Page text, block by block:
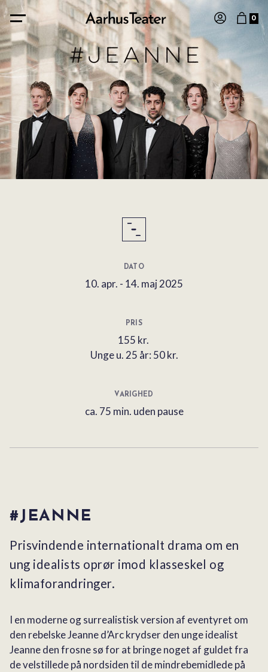
0
DATO
10. apr. - 14. maj 2025
PRIS
155 kr.
Unge u. 25 år: 50 kr.
VARIGHED
ca. 75 min. uden pause
#JEANNE
Prisvindende internationalt drama om en
ung idealists oprør imod klasseskel og
klimaforandringer.
I en moderne og surrealistisk version af eventyret om
den rebelske Jeanne d’Arc krydser den unge idealist
Jeanne den frosne sø for at bringe noget af guldet fra
de velstillede på nordsiden til de mindrebemidlede på